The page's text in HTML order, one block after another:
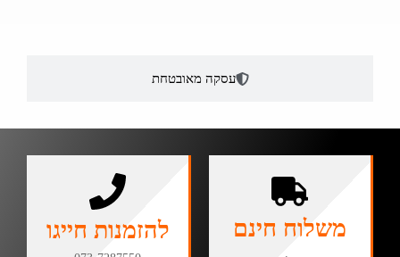
עסקה מאובטחת
משלוח חינם להזמנות חייגו